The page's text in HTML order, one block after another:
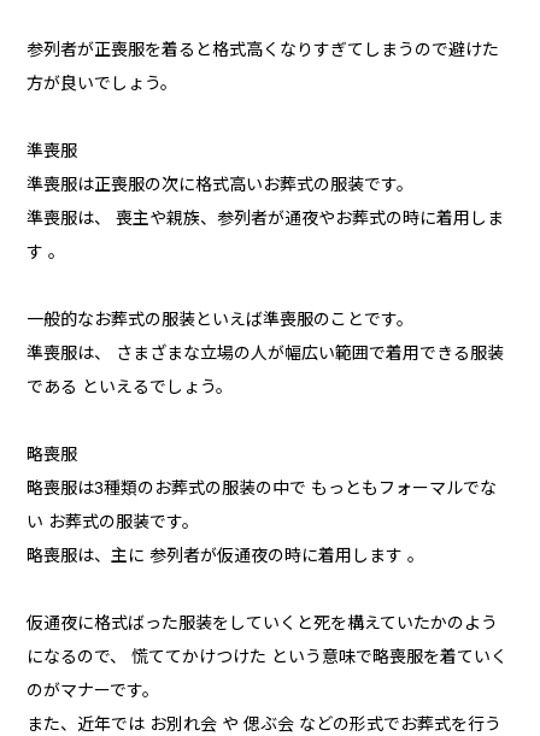
参列者が正喪服を着ると格式高くなりすぎてしまうので避けた
方が良いでしょう。
準喪服
準喪服は正喪服の次に格式高いお葬式の服装です。
準喪服は、 喪主や親族、参列者が通夜やお葬式の時に着用しま
す 。
一般的なお葬式の服装といえば準喪服のことです。
準喪服は、 さまざまな立場の人が幅広い範囲で着用できる服装
である といえるでしょう。
略喪服
略喪服は3種類のお葬式の服装の中で もっともフォーマルでな
い お葬式の服装です。
略喪服は、主に 参列者が仮通夜の時に着用します 。
仮通夜に格式ばった服装をしていくと死を構えていたかのよう
になるので、 慌ててかけつけた という意味で略喪服を着ていく
のがマナーです。
また、近年では お別れ会 や 偲ぶ会 などの形式でお葬式を行う